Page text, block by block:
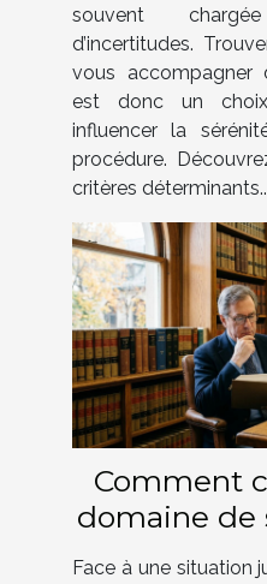
souvent
d’incertitudes.
vous accompagner
est donc un
influencer la
procédure.
critères
Comment
domaine de
juridique
Face à une situation